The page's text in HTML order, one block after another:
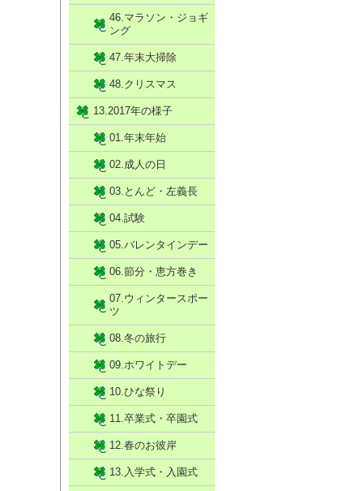
46.マラソン・ジョギ
ング
47.年末大掃除
48.クリスマス
13.2017年の様子
01.年末年始
02.成人の日
03.とんど・左義長
04.試験
05.バレンタインデー
06.節分・恵方巻き
07.ウィンタースポー
ツ
08.冬の旅行
09.ホワイトデー
10.ひな祭り
11.卒業式・卒園式
12.春のお彼岸
13.入学式・入園式